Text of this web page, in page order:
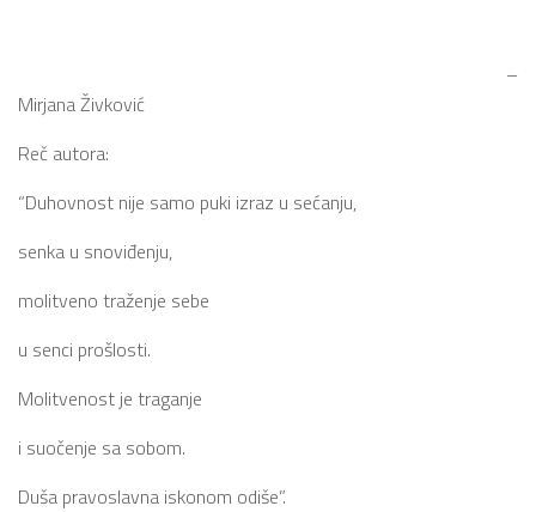
–
Mirjana Živković
Reč autora:
“Duhovnost nije samo puki izraz u sećanju,
senka u snoviđenju,
molitveno traženje sebe
u senci prošlosti.
Molitvenost je traganje
i suočenje sa sobom.
Duša pravoslavna iskonom odiše”.